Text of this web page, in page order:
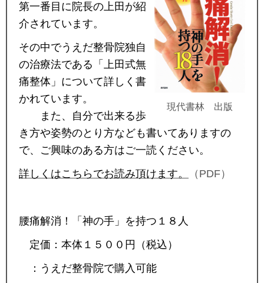
現代書林 出版
第一番目に院長の上田が紹
介されています。
その中でうえだ整骨院独自
の治療法である「上田式無
痛整体」について詳しく書
かれています。
また、自分で出来る歩
き方や姿勢のとり方なども書いてありますの
で、ご興味のある方はご一読ください。
詳しくはこちらでお読み頂けます。
（PDF）
腰痛解消！「神の手」を持つ１８人
定価：本体１５００円（税込）
：うえだ整骨院で購入可能